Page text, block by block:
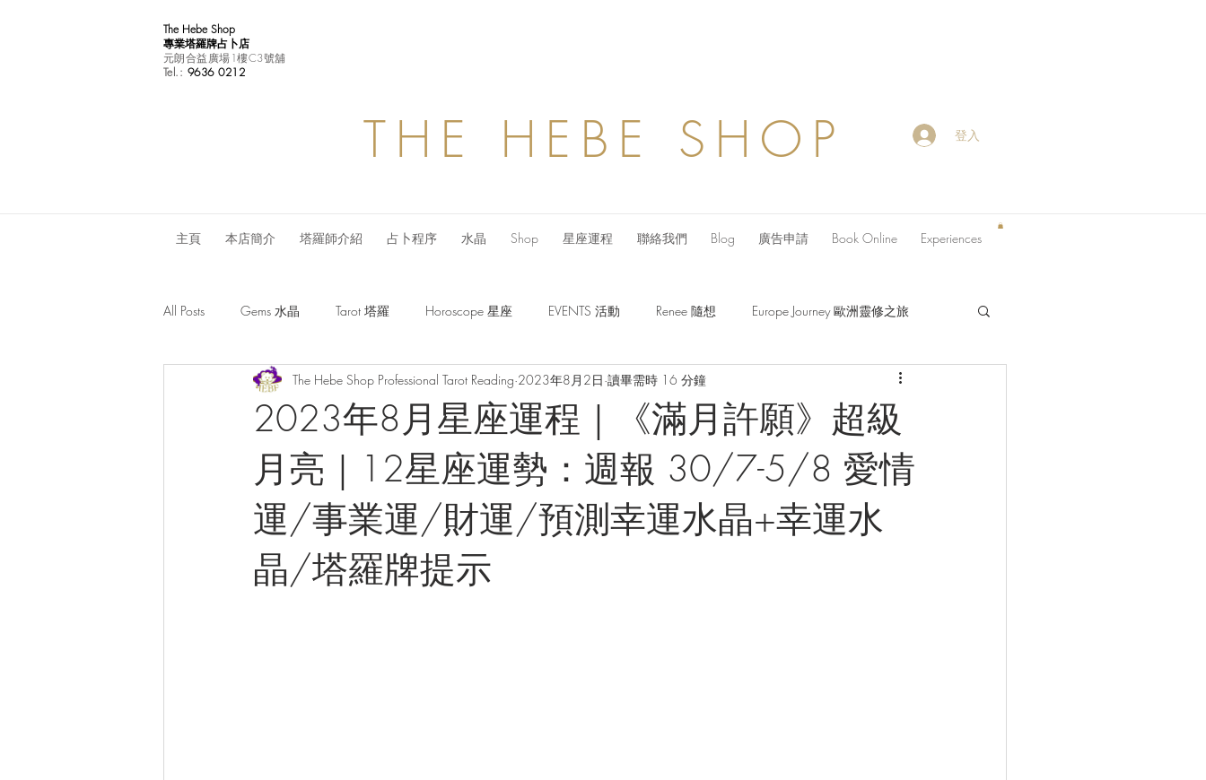
The Hebe Shop
專業塔羅牌占卜店
元朗合益廣場1樓C3號舖
Tel.: 9636 0212
THE HEBE SHOP 登入
主頁 本店簡介 塔羅師介紹 占卜程序 水晶 Shop 星座運程 聯絡我們 Blog 廣告申請 Book Online Experiences
All Posts Gems 水晶 Tarot 塔羅 Horoscope 星座 EVENTS 活動 Renee 隨想 Europe Journey 歐洲靈修之旅
Monthly Horoscope 每月星座運程
2023年8月星座運程｜《滿月許願》超級
月亮｜12星座運勢：週報 30/7-5/8 愛情
運/事業運/財運/預測幸運水晶+幸運水
晶/塔羅牌提示
The Hebe Shop Professional Tarot Reading 2023年8月2日 讀畢需時 16 分鐘